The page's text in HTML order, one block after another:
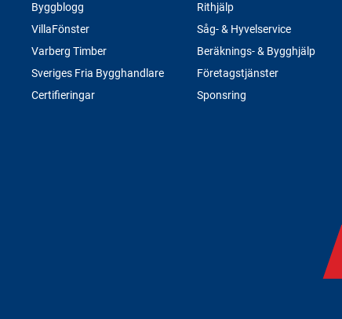
Byggblogg
VillaFönster
Varberg Timber
Sveriges Fria Bygghandlare
Certifieringar
Rithjälp
Såg- & Hyvelservice
Beräknings- & Bygghjälp
Företagstjänster
Sponsring